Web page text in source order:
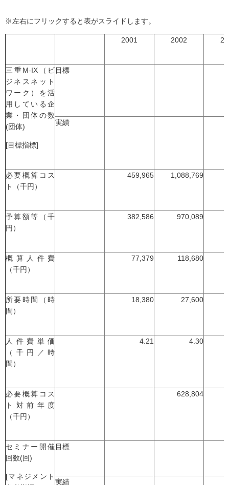
※左右にフリックすると表がスライドします。
2001 2002
三重M-IX（ビ
ジネスネット
ワーク）を活
用している企
業・団体の数
(団体)
[目標指標]
目標
実績
必要概算コス
ト（千円）
459,965 1,088,769
予算額等（千
円）
382,586 970,089
概算人件費
（千円）
77,379 118,680
所要時間（時
間）
18,380 27,600
人件費単価
（千円／時
間）
4.21 4.30
必要概算コス
ト対前年度
（千円）
628,804
セミナー開催
回数(回)
[マネジメント
目標
実績